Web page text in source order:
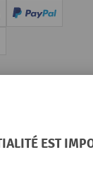
(Visa)
PayPal
anticipé